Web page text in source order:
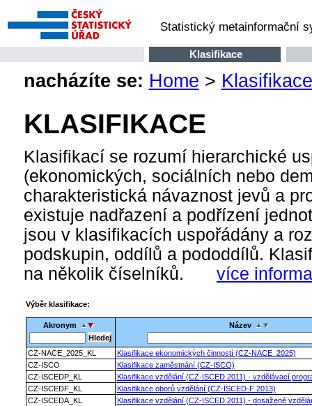
Statistický metainformační
Klasifikace
nacházíte se: Home > Klasifikace
KLASIFIKACE
Klasifikací se rozumí hierarchické
(ekonomických, sociálních nebo
charakteristická návaznost jevů a
existuje nadřazení a podřízení
jsou v klasifikacích uspořádány a
podskupin, oddílů a pododdílů.
na několik číselníků.
více
Výběr klasifikace:
Akronym Název
CZ-NACE_2025_KL
Klasifikace ekonomických činností (CZ-NACE_2025)
CZ-ISCO
Klasifikace zaměstnání (CZ-ISCO)
CZ-ISCEDP_KL
Klasifikace vzdělání (CZ-ISCED 2011) - vzdělávací
CZ-ISCEDF_KL
Klasifikace oborů vzdělání (CZ-ISCED-F 2013)
CZ-ISCEDA_KL
Klasifikace vzdělání (CZ-ISCED 2011) - dosažené